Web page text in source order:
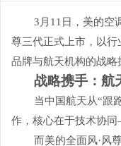
3月11日，美的空
尊三代正式上市，以行
品牌与航天机构的战
战略携手：航
当中国航天从“跟
作，核心在于技术协
而美的全面风·风